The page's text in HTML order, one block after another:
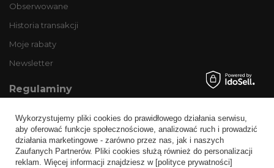
Obserwowane
Historia transakcji
Moje rabaty
Newsletter
Regulaminy
Wysyłka
Sposoby płatności i prowizje
Regulamin
Wykorzystujemy pliki cookies do prawidłowego działania serwisu,
aby oferować funkcje społecznościowe, analizować ruch i prowadzić
działania marketingowe - zarówno przez nas, jak i naszych
Zaufanych Partnerów. Pliki cookies służą również do personalizacji
reklam. Więcej informacji znajdziesz w [polityce prywatności]